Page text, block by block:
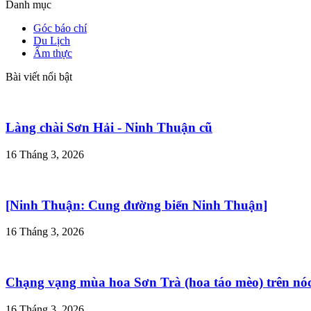
Danh mục
Góc báo chí
Du Lịch
Ẩm thực
Bài viết nổi bật
Làng chài Sơn Hải - Ninh Thuận cũ
16 Tháng 3, 2026
[Ninh Thuận: Cung đường biển Ninh Thuận]
16 Tháng 3, 2026
Chạng vạng mùa hoa Sơn Trà (hoa táo mèo) trên